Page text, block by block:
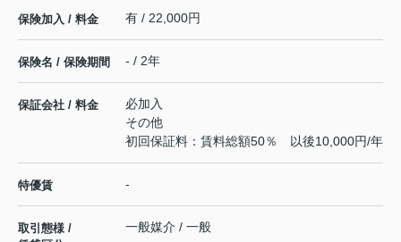
保険加入 / 料金 有 / 22,000円
保険名 / 保険期間 - / 2年
保証会社 / 料金
必加入
その他
初回保証料：賃料総額50％ 以後10,000円/年
特優賃 -
取引態様 /
一般媒介 / 一般